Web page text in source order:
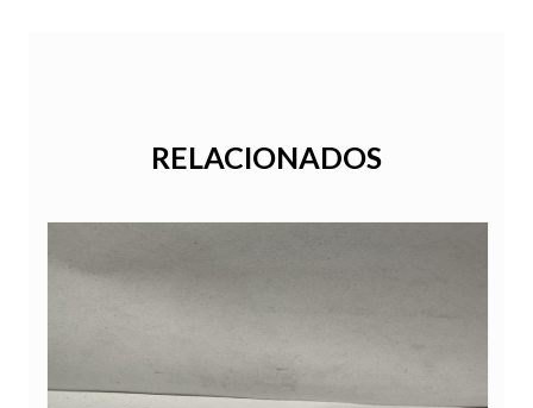
RELACIONADOS